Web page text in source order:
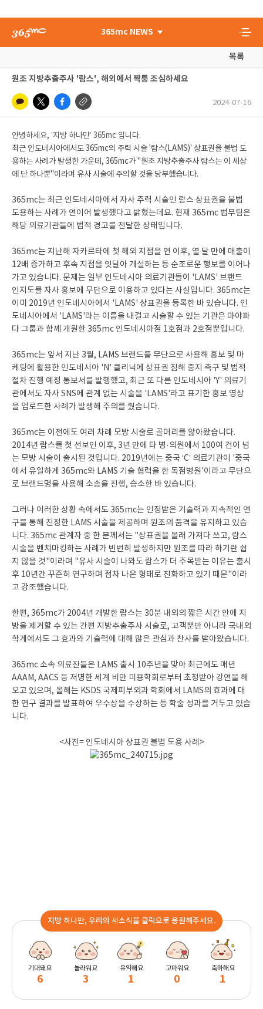
365mc NEWS
목록
원조 지방추출주사 '람스', 해외에서 짝퉁 조심하세요
2024-07-16
안녕하세요, ‘지방 하나만’ 365mc 입니다.
최근 인도네시아에서도 365mc의 주력 시술 '람스(LAMS)' 상표권을 불법 도
용하는 사례가 발생한 가운데, 365mc가 "원조 지방추출주사 람스는 이 세상
에 단 하나뿐"이라며 유사 시술에 주의할 것을 당부했습니다.
365mc는 최근 인도네시아에서 자사 주력 시술인 람스 상표권을 불법
도용하는 사례가 연이어 발생했다고 밝혔는데요. 현재 365mc 법무팀은
해당 의료기관들에 법적 경고를 전달한 상태입니다.
365mc는 지난해 자카르타에 첫 해외 지점을 연 이후, 열 달 만에 매출이
12배 증가하고 후속 지점을 잇달아 개설하는 등 순조로운 행보를 이어나
가고 있습니다. 문제는 일부 인도네시아 의료기관들이 'LAMS' 브랜드
인지도를 자사 홍보에 무단으로 이용하고 있다는 사실입니다. 365mc는
이미 2019년 인도네시아에서 'LAMS' 상표권을 등록한 바 있습니다. 인
도네시아에서 'LAMS'라는 이름을 내걸고 시술할 수 있는 기관은 마야파
다 그룹과 함께 개원한 365mc 인도네시아점 1호점과 2호점뿐입니다.
365mc는 앞서 지난 3월, LAMS 브랜드를 무단으로 사용해 홍보 및 마
케팅에 활용한 인도네시아 'N' 클리닉에 상표권 침해 중지 촉구 및 법적
절차 진행 예정 통보서를 발행했고, 최근 또 다른 인도네시아 'Y' 의료기
관에서도 자사 SNS에 관계 없는 시술을 'LAMS'라고 표기한 홍보 영상
을 업로드한 사례가 발생해 주의를 줬습니다.
365mc는 이전에도 여러 차례 모방 시술로 골머리를 앓아왔습니다.
2014년 람스를 첫 선보인 이후, 3년 만에 타 병·의원에서 100여 건이 넘
는 모방 시술이 출시된 것입니다. 2019년에는 중국 ‘C’ 의료기관이 '중국
에서 유일하게 365mc와 LAMS 기술 협력을 한 독점병원'이라고 무단으
로 브랜드명을 사용해 소송을 진행, 승소한 바 있습니다.
그러나 이러한 상황 속에서도 365mc는 인정받은 기술력과 지속적인 연
구를 통해 진정한 LAMS 시술을 제공하며 원조의 품격을 유지하고 있습
니다. 365mc 관계자 중 한 분께서는 "상표권을 몰래 가져다 쓰고, 람스
시술을 벤치마킹하는 사례가 빈번히 발생하지만 원조를 따라 하기란 쉽
지 않을 것"이라며 "유사 시술이 나와도 람스가 더 주목받는 이유는 출시
후 10년간 꾸준히 연구하며 점차 나은 형태로 진화하고 있기 때문"이라
고 강조했습니다.
한편, 365mc가 2004년 개발한 람스는 30분 내외의 짧은 시간 안에 지
방을 제거할 수 있는 간편 지방추출주사 시술로, 고객뿐만 아니라 국내외
학계에서도 그 효과와 기술력에 대해 많은 관심과 찬사를 받아왔습니다.
365mc 소속 의료진들은 LAMS 출시 10주년을 맞아 최근에도 매년
AAAM, AACS 등 저명한 세계 비만 미용학회로부터 초청받아 강연을 해
오고 있으며, 올해는 KSDS 국제피부외과 학회에서 LAMS의 효과에 대
한 연구 결과를 발표하여 우수상을 수상하는 등 학술 성과를 거두고 있습
니다.
<사진= 인도네시아 상표권 불법 도용 사례>
지방 하나만, 우리의 새소식을 클릭으로 응원해주세요.
기대돼요
6
놀라워요
3
유익해요
1
고마워요
0
축하해요
1